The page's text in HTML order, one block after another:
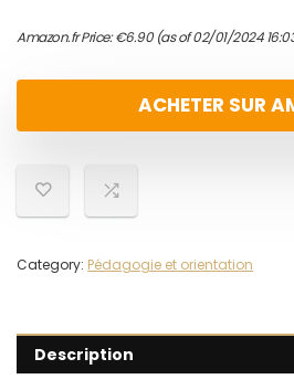
Amazon.fr Price:€6.90(as of 02/01/2024
ACHETER SUR
Category: Pédagogie et orientation
Description